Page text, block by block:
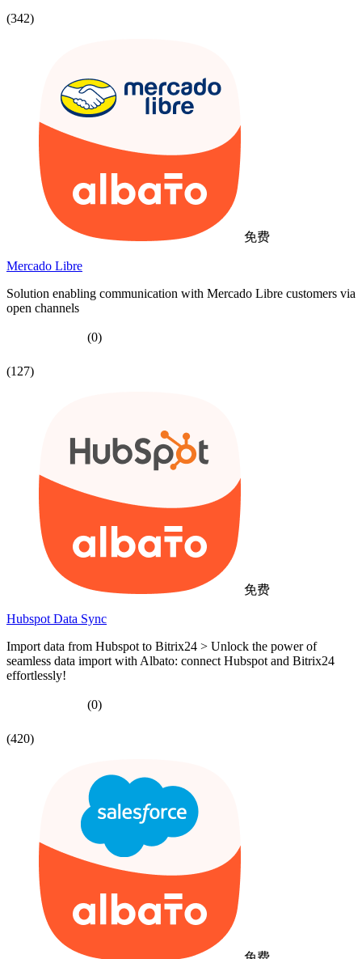
(342)
免费
Mercado Libre
Solution enabling communication with Mercado Libre customers via
open channels
(0)
(127)
免费
Hubspot Data Sync
Import data from Hubspot to Bitrix24 > Unlock the power of
seamless data import with Albato: connect Hubspot and Bitrix24
effortlessly!
(0)
(420)